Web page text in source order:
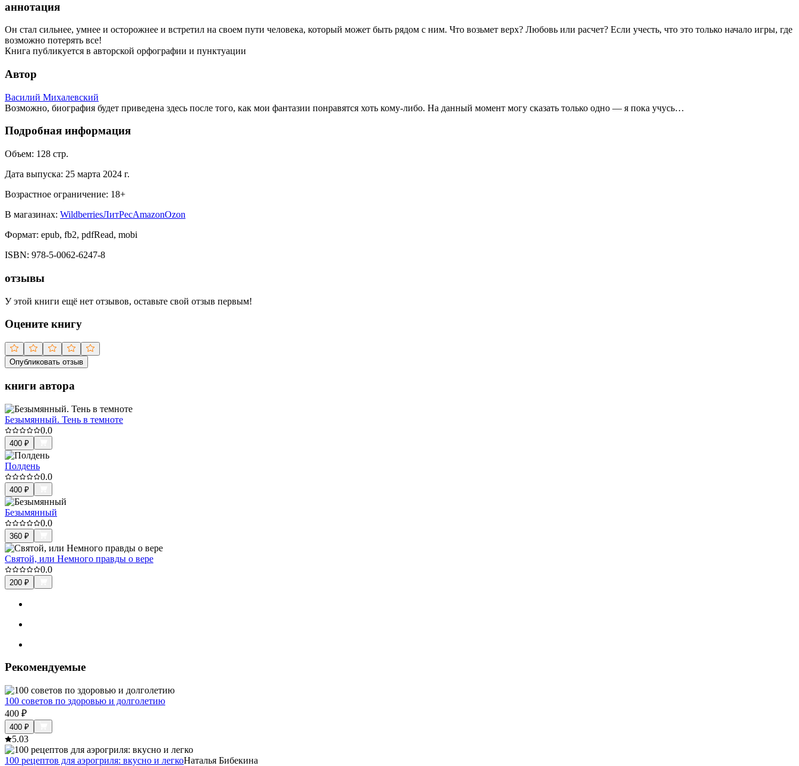
аннотация
Он стал сильнее, умнее и осторожнее и встретил на своем пути человека, который может быть рядом с ним. Что возьмет верх? Любовь или расчет? Если учесть, что это только начало игры, где
возможно потерять все!
Книга публикуется в авторской орфографии и пунктуации
Автор
Василий Михалевский
Возможно, биография будет приведена здесь после того, как мои фантазии понравятся хоть кому-либо. На данный момент могу сказать только одно — я пока учусь…
Подробная информация
Объем: 128 стр.
Дата выпуска: 25 марта 2024 г.
Возрастное ограничение: 18+
В магазинах: WildberriesЛитРесAmazonOzon
Формат: epub, fb2, pdfRead, mobi
ISBN: 978-5-0062-6247-8
отзывы
У этой книги ещё нет отзывов, оставьте свой отзыв первым!
Оцените книгу
Опубликовать отзыв
книги автора
Безымянный. Тень в темноте
0.0
400 ₽
Полдень
0.0
400 ₽
Безымянный
0.0
360 ₽
Святой, или Немного правды о вере
0.0
200 ₽
Рекомендуемые
100 советов по здоровью и долголетию
400 ₽
400 ₽
5.03
100 рецептов для аэрогриля: вкусно и легкоНаталья Бибекина